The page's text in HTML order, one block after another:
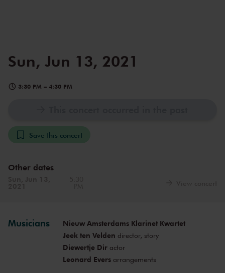
Sun, Jun 13, 2021
3:30 PM – 4:30 PM
Save this concert
Other dates
Musicians
Nieuw Amsterdams Klarinet Kwartet
Jeek ten Velden director, story
Diewertje Diractor
Leonard Eversarrangements